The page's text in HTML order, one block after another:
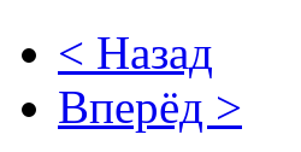
< Назад
Вперёд >